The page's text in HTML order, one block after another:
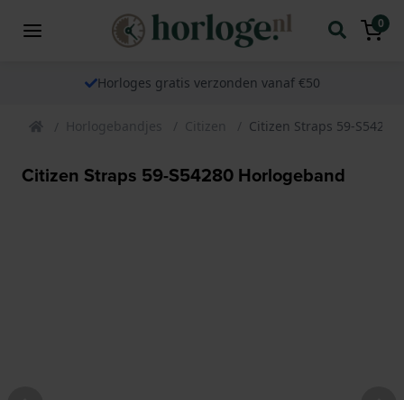
0
Horloges gratis verzonden vanaf €50
Horlogebandjes Citizen Citizen Straps 59-
Citizen Straps 59-S54280 Horlogeband